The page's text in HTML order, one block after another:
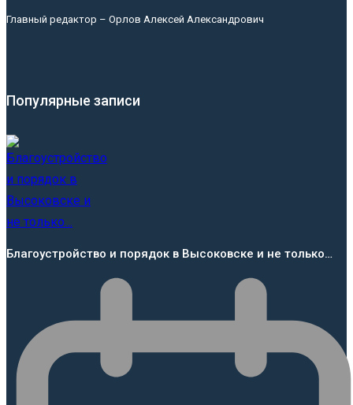
Главный редактор – Орлов Алексей Александрович
Популярные записи
Благоустройство и порядок в Высоковске и не только…